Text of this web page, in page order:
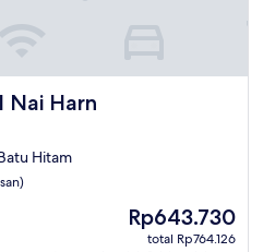
Nai Harn
Hitam
Harga
sekarang
Rp643.730
total Rp764.126